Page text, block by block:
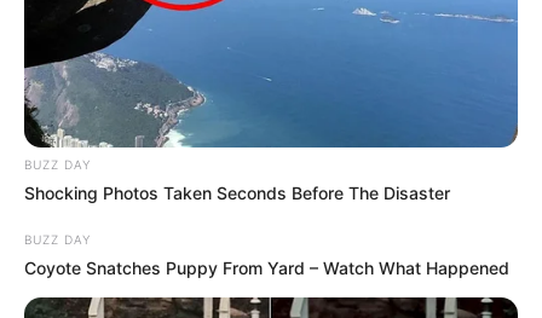
BUZZ DAY
Shocking Photos Taken Seconds Before The Disaster
BUZZ DAY
Coyote Snatches Puppy From Yard – Watch What Happened